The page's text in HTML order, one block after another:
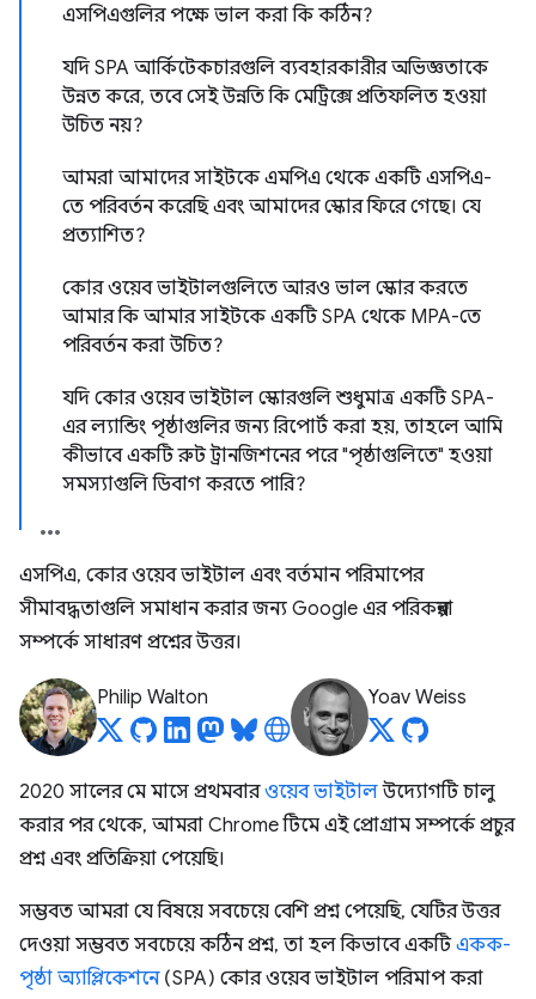
এসপিএগুলির পক্ষে ভাল করা কি কঠিন?
যদি SPA আর্কিটেকচারগুলি ব্যবহারকারীর অভিজ্ঞতাকে
উন্নত করে, তবে সেই উন্নতি কি মেট্রিক্সে প্রতিফলিত হওয়া
উচিত নয়?
আমরা আমাদের সাইটকে এমপিএ থেকে একটি এসপিএ-
তে পরিবর্তন করেছি এবং আমাদের স্কোর ফিরে গেছে। যে
প্রত্যাশিত?
কোর ওয়েব ভাইটালগুলিতে আরও ভাল স্কোর করতে
আমার কি আমার সাইটকে একটি SPA থেকে MPA-তে
পরিবর্তন করা উচিত?
যদি কোর ওয়েব ভাইটাল স্কোরগুলি শুধুমাত্র একটি SPA-
এর ল্যান্ডিং পৃষ্ঠাগুলির জন্য রিপোর্ট করা হয়, তাহলে আমি
কীভাবে একটি রুট ট্রানজিশনের পরে "পৃষ্ঠাগুলিতে" হওয়া
সমস্যাগুলি ডিবাগ করতে পারি?
এসপিএ, কোর ওয়েব ভাইটাল এবং বর্তমান পরিমাপের
সীমাবদ্ধতাগুলি সমাধান করার জন্য Google এর পরিকল্পনা
সম্পর্কে সাধারণ প্রশ্নের উত্তর।
Philip Walton Yoav Weiss
2020 সালের মে মাসে প্রথমবারওয়েব ভাইটালউদ্যোগটি চালু
করার পর থেকে, আমরা Chrome টিমে এই প্রোগ্রাম সম্পর্কে প্রচুর
প্রশ্ন এবং প্রতিক্রিয়া পেয়েছি।
সম্ভবত আমরা যে বিষয়ে সবচেয়ে বেশি প্রশ্ন পেয়েছি, যেটির উত্তর
দেওয়া সম্ভবত সবচেয়ে কঠিন প্রশ্ন, তা হল কিভাবে একটিএকক-
পৃষ্ঠা অ্যাপ্লিকেশনে(SPA) কোর ওয়েব ভাইটাল পরিমাপ করা